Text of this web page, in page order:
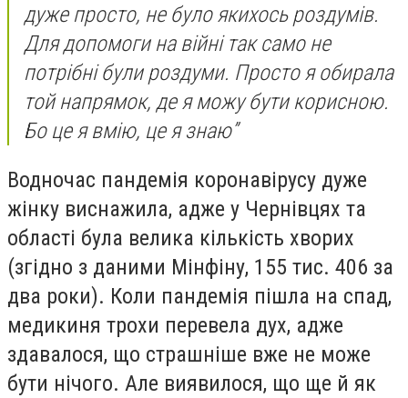
дуже просто, не було якихось роздумів.
Для допомоги на війні так само не
потрібні були роздуми. Просто я обирала
той напрямок, де я можу бути корисною.
Бо це я вмію, це я знаю”
Водночас пандемія коронавірусу дуже
жінку виснажила, адже у Чернівцях та
області була велика кількість хворих
(згідно з даними Мінфіну, 155 тис. 406 за
два роки). Коли пандемія пішла на спад,
медикиня трохи перевела дух, адже
здавалося, що страшніше вже не може
бути нічого. Але виявилося, що ще й як